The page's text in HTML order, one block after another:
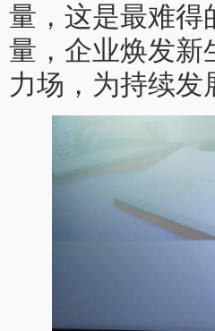
量，这是最难得
量，企业焕发新
力场，为持续发